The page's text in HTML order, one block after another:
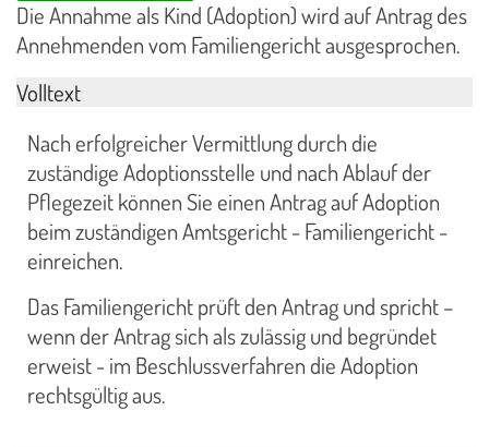
Die Annahme als Kind (Adoption) wird auf Antrag des
Annehmenden vom Familiengericht ausgesprochen.
Volltext
Nach erfolgreicher Vermittlung durch die
zuständige Adoptionsstelle und nach Ablauf der
Pflegezeit können Sie einen Antrag auf Adoption
beim zuständigen Amtsgericht - Familiengericht -
einreichen.
Das Familiengericht prüft den Antrag und spricht –
wenn der Antrag sich als zulässig und begründet
erweist - im Beschlussverfahren die Adoption
rechtsgültig aus.